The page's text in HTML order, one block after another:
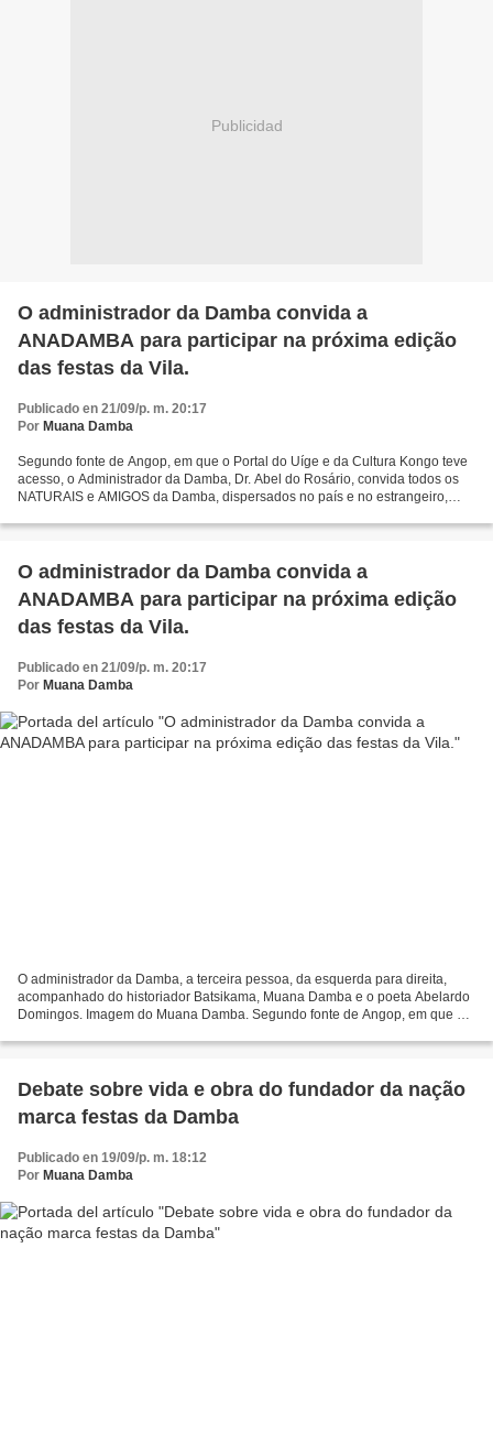
Publicidad
O administrador da Damba convida a
ANADAMBA para participar na próxima edição
das festas da Vila.
Publicado en 21/09/p. m. 20:17
Por Muana Damba
Segundo fonte de Angop, em que o Portal do Uíge e da Cultura Kongo teve
acesso, o Administrador da Damba, Dr. Abel do Rosário, convida todos os
NATURAIS e AMIGOS da Damba, dispersados no país e no estrangeiro,
O administrador da Damba convida a
ANADAMBA para participar na próxima edição
das festas da Vila.
Publicado en 21/09/p. m. 20:17
Por Muana Damba
O administrador da Damba, a terceira pessoa, da esquerda para direita,
acompanhado do historiador Batsikama, Muana Damba e o poeta Abelardo
Domingos. Imagem do Muana Damba. Segundo fonte de Angop, em que o
Debate sobre vida e obra do fundador da nação
marca festas da Damba
Publicado en 19/09/p. m. 18:12
Por Muana Damba